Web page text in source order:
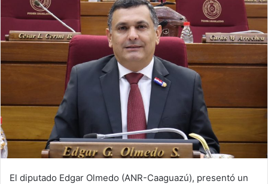
n
e
a
i
El diputado Edgar Olmedo (ANR-Caaguazú), presentó un